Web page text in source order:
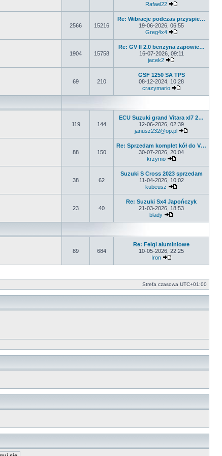
Rafael22
2566 15216
Re: Wibracje podczas przyspie…
19-06-2026, 06:55
Greg4x4
1904 15758
Re: GV II 2.0 benzyna zapowie…
16-07-2026, 09:11
jacek2
69 210
GSF 1250 SA TPS
08-12-2024, 10:28
crazymario
119 144
ECU Suzuki grand Vitara xl7 2…
12-06-2026, 02:39
janusz232@op.pl
88 150
Re: Sprzedam komplet kół do V…
30-07-2026, 20:04
krzymo
38 62
Suzuki S Cross 2023 sprzedam
11-04-2026, 10:02
kubeusz
23 40
Re: Suzuki Sx4 Japończyk
21-03-2026, 18:53
blady
89 684
Re: Felgi aluminiowe
10-05-2026, 22:25
Iron
Strefa czasowa UTC+01:00